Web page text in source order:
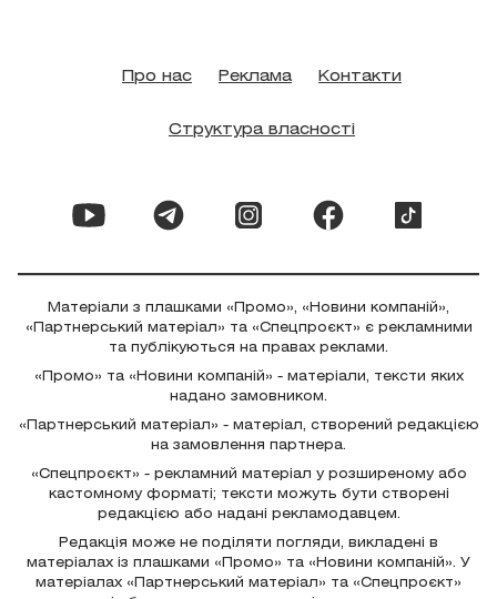
Про нас Реклама Контакти
Структура власності
Матеріали з плашками «Промо», «Новини компаній»,
«Партнерський матеріал» та «Спецпроєкт» є рекламними
та публікуються на правах реклами.
«Промо» та «Новини компаній» - матеріали, тексти яких
надано замовником.
«Партнерський матеріал» - матеріал, створений редакцією
на замовлення партнера.
«Спецпроєкт» - рекламний матеріал у розширеному або
кастомному форматі; тексти можуть бути створені
редакцією або надані рекламодавцем.
Редакція може не поділяти погляди, викладені в
матеріалах із плашками «Промо» та «Новини компаній». У
матеріалах «Партнерський матеріал» та «Спецпроєкт»